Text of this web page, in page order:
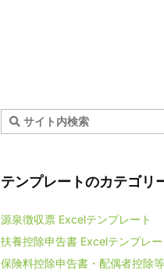
テンプレートのカテゴリ
源泉徴収票 Excelテンプレート
扶養控除申告書 Excelテンプレー
保険料控除申告書・配偶者控除